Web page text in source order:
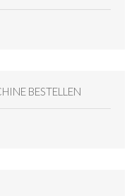
BESTELLEN